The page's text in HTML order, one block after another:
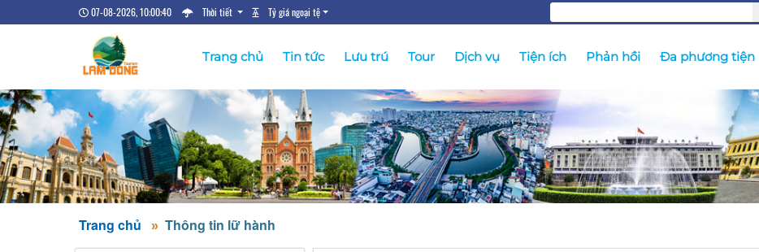
07-08-2026, 10:00:40 Thời tiết Tỷ giá ngoại tệ
Trang chủ Tin tức Lưu trú Tour Dịch vụ Tiện ích Phản hồi Đa phương tiện
Trang chủ Thông tin lữ hành